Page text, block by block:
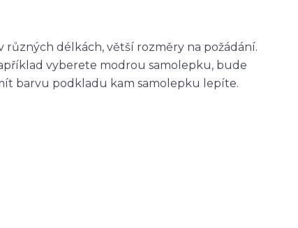
různých délkách, větší rozměry na požádání.
vyberete modrou samolepku, bude
barvu podkladu kam samolepku lepíte.